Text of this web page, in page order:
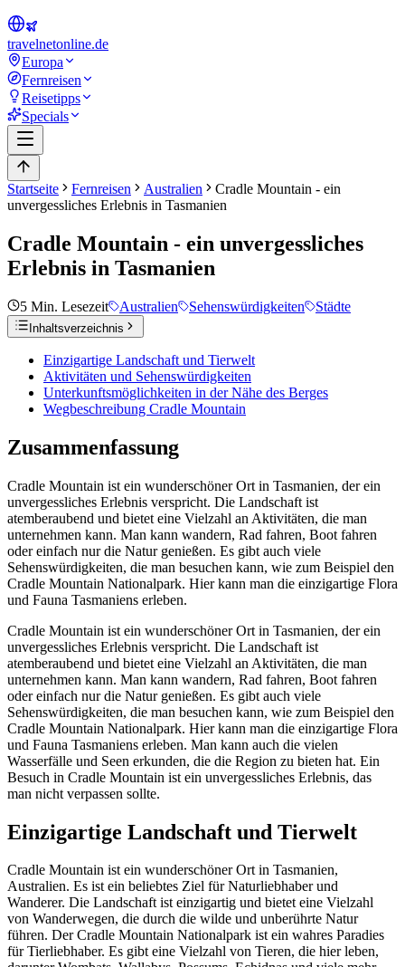
travelnetonline.de
Europa
Fernreisen
Reisetipps
Specials
Startseite Fernreisen Australien
Cradle Mountain - ein
unvergessliches Erlebnis in Tasmanien
Cradle Mountain - ein unvergessliches
Erlebnis in Tasmanien
5 Min. Lesezeit Australien Sehenswürdigkeiten Städte
Inhaltsverzeichnis
Einzigartige Landschaft und Tierwelt
Aktivitäten und Sehenswürdigkeiten
Unterkunftsmöglichkeiten in der Nähe des Berges
Wegbeschreibung Cradle Mountain
Zusammenfassung
Cradle Mountain ist ein wunderschöner Ort in Tasmanien, der ein
unvergessliches Erlebnis verspricht. Die Landschaft ist
atemberaubend und bietet eine Vielzahl an Aktivitäten, die man
unternehmen kann. Man kann wandern, Rad fahren, Boot fahren
oder einfach nur die Natur genießen. Es gibt auch viele
Sehenswürdigkeiten, die man besuchen kann, wie zum Beispiel den
Cradle Mountain Nationalpark. Hier kann man die einzigartige Flora
und Fauna Tasmaniens erleben.
Cradle Mountain ist ein wunderschöner Ort in Tasmanien, der ein
unvergessliches Erlebnis verspricht. Die Landschaft ist
atemberaubend und bietet eine Vielzahl an Aktivitäten, die man
unternehmen kann. Man kann wandern, Rad fahren, Boot fahren
oder einfach nur die Natur genießen. Es gibt auch viele
Sehenswürdigkeiten, die man besuchen kann, wie zum Beispiel den
Cradle Mountain Nationalpark. Hier kann man die einzigartige Flora
und Fauna Tasmaniens erleben. Man kann auch die vielen
Wasserfälle und Seen erkunden, die die Region zu bieten hat. Ein
Besuch in Cradle Mountain ist ein unvergessliches Erlebnis, das
man nicht verpassen sollte.
Einzigartige Landschaft und Tierwelt
Cradle Mountain ist ein wunderschöner Ort in Tasmanien,
Australien. Es ist ein beliebtes Ziel für Naturliebhaber und
Wanderer. Die Landschaft ist einzigartig und bietet eine Vielzahl
von Wanderwegen, die durch die wilde und unberührte Natur
führen. Der Cradle Mountain Nationalpark ist ein wahres Paradies
für Tierliebhaber. Es gibt eine Vielzahl von Tieren, die hier leben,